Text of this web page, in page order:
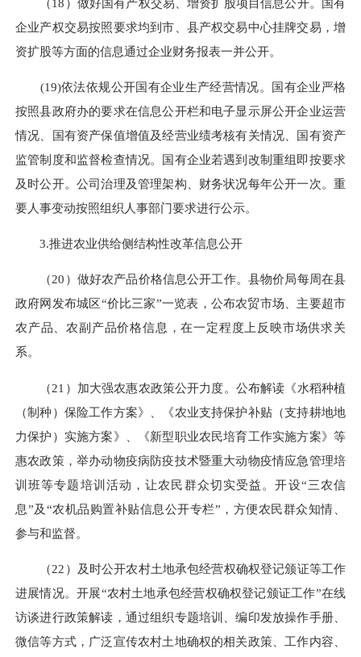
企业产权交易按照要求均到市、县产权交易中心挂牌交易，增
资扩股等方面的信息通过企业财务报表一并公开。
(19)依法依规公开国有企业生产经营情况。国有企业严格
按照县政府办的要求在信息公开栏和电子显示屏公开企业运营
情况、国有资产保值增值及经营业绩考核有关情况、国有资产
监管制度和监督检查情况。国有企业若遇到改制重组即按要求
及时公开。公司治理及管理架构、财务状况每年公开一次。重
要人事变动按照组织人事部门要求进行公示。
3.推进农业供给侧结构性改革信息公开
（20）做好农产品价格信息公开工作。县物价局每周在县
政府网发布城区“价比三家”一览表，公布农贸市场、主要超市
农产品、农副产品价格信息，在一定程度上反映市场供求关
系。
（21）加大强农惠农政策公开力度。公布解读《水稻种植
（制种）保险工作方案》、《农业支持保护补贴（支持耕地地
力保护）实施方案》、《新型职业农民培育工作实施方案》等
惠农政策，举办动物疫病防疫技术暨重大动物疫情应急管理培
训班等专题培训活动，让农民群众切实受益。开设“三农信
息”及“农机品购置补贴信息公开专栏”，方便农民群众知情、
参与和监督。
（22）及时公开农村土地承包经营权确权登记颁证等工作
进展情况。开展“农村土地承包经营权确权登记颁证工作”在线
访谈进行政策解读，通过组织专题培训、编印发放操作手册、
微信等方式，广泛宣传农村土地确权的相关政策、工作内容、